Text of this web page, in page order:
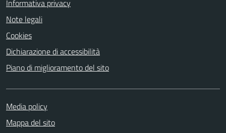
Informativa privacy
Note legali
Cookies
Dichiarazione di accessibilità
Piano di miglioramento del sito
Media policy
Mappa del sito